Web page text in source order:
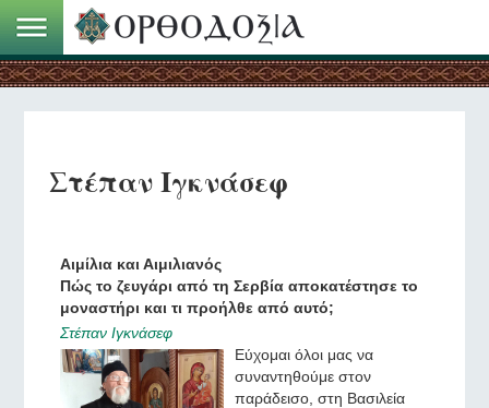
Στέπαν Ιγκνάσεφ
Αιμίλια και Αιμιλιανός
Πώς το ζευγάρι από τη Σερβία αποκατέστησε το
μοναστήρι και τι προήλθε από αυτό;
Στέπαν Ιγκνάσεφ
Εύχομαι όλοι μας να
συναντηθούμε στον
παράδεισο, στη Βασιλεία